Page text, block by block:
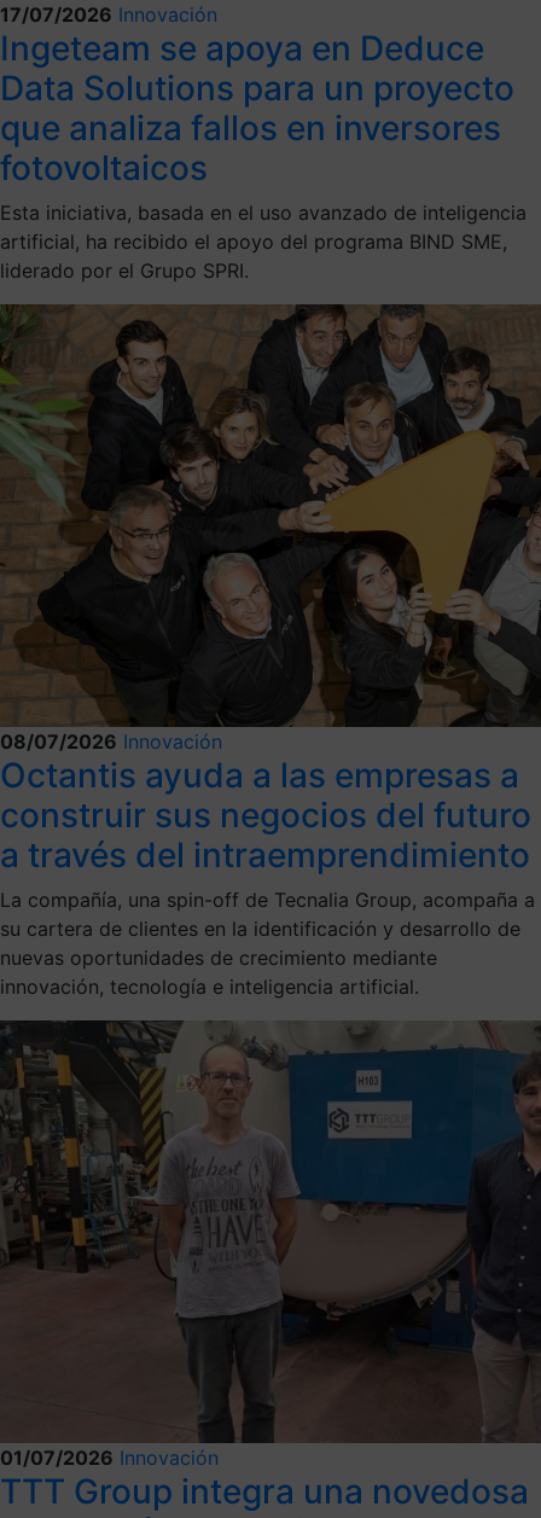
17/07/2026 Innovación
Ingeteam se apoya en Deduce
Data Solutions para un proyecto
que analiza fallos en inversores
fotovoltaicos
Esta iniciativa, basada en el uso avanzado de inteligencia
artificial, ha recibido el apoyo del programa BIND SME,
liderado por el Grupo SPRI.
08/07/2026 Innovación
Octantis ayuda a las empresas a
construir sus negocios del futuro
a través del intraemprendimiento
La compañía, una spin-off de Tecnalia Group, acompaña a
su cartera de clientes en la identificación y desarrollo de
nuevas oportunidades de crecimiento mediante
innovación, tecnología e inteligencia artificial.
01/07/2026 Innovación
TTT Group integra una novedosa